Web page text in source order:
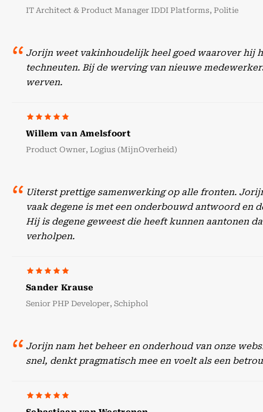
IT Architect & Product Manager IDDI Platforms, Politie
Jorijn weet vakinhoudelijk heel goed waarover hij
techneuten. Bij de werving van nieuwe
werven.
Willem van Amelsfoort
Product Owner, Logius (MijnOverheid)
Uiterst prettige samenwerking op alle fronten.
vaak degene is met een onderbouwd antwoord en
Hij is degene geweest die heeft kunnen aantonen
verholpen.
Sander Krause
Senior PHP Developer, Schiphol
Jorijn nam het beheer en onderhoud van onze
snel, denkt pragmatisch mee en voelt als een